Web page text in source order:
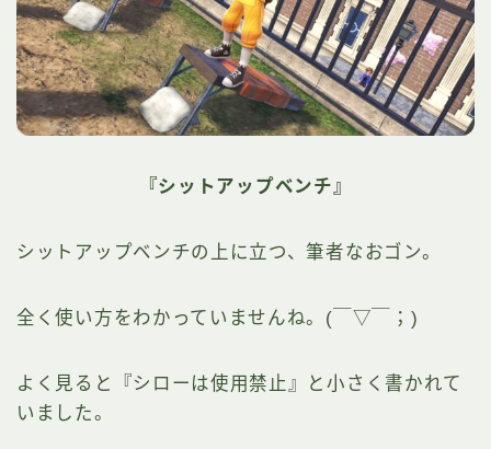
『シットアップベンチ』
シットアップベンチの上に立つ、筆者なおゴン。
全く使い方をわかっていませんね。(￣▽￣；)
よく見ると『シローは使用禁止』と小さく書かれて
いました。